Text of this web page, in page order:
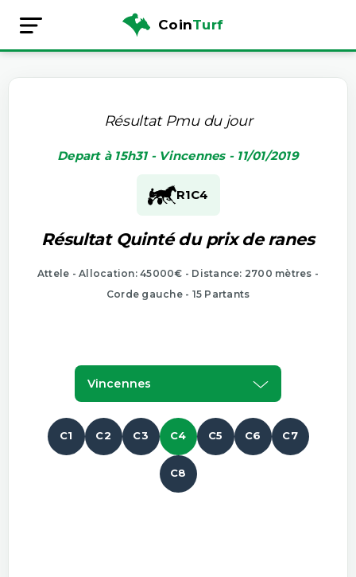
CoinTurf
Résultat Pmu du jour
Depart à 15h31 - Vincennes - 11/01/2019
R1C4
Résultat Quinté du prix de ranes
Attele - Allocation: 45000€ - Distance: 2700 mètres -
Corde gauche - 15 Partants
Vincennes
C1 C2 C3 C4 C5 C6 C7
C8